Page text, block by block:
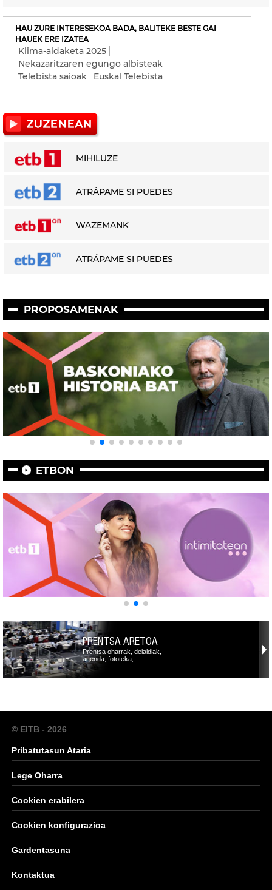
HAU ZURE INTERESEKOA BADA, BALITEKE BESTE GAI
HAUEK ERE IZATEA
Klima-aldaketa 2025
Nekazaritzaren egungo albisteak
Telebista saioak
Euskal Telebista
MIHILUZE
ATRÁPAME SI PUEDES
WAZEMANK
ATRÁPAME SI PUEDES
PROPOSAMENAK
ETBON
PRENTSA ARETOA
Prentsa oharrak, deialdiak,
agenda, fototeka,…
© EITB - 2026
Pribatutasun Ataria
Lege Oharra
Cookien erabilera
Cookien konfigurazioa
Gardentasuna
Kontaktua